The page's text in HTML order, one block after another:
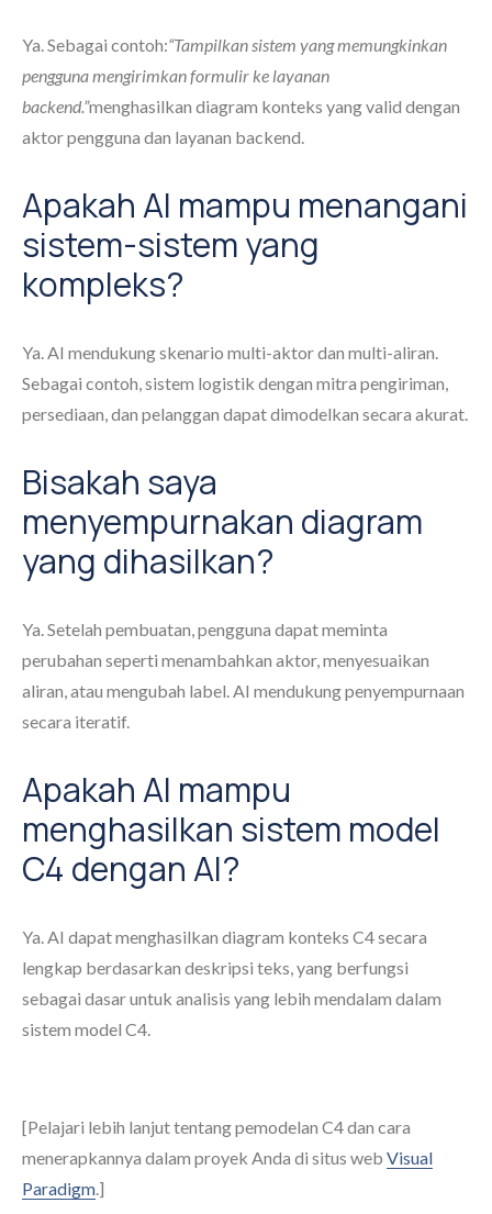
Ya. Sebagai contoh:“Tampilkan sistem yang memungkinkan
pengguna mengirimkan formulir ke layanan
backend.”menghasilkan diagram konteks yang valid dengan
aktor pengguna dan layanan backend.
Apakah AI mampu menangani
sistem-sistem yang
kompleks?
Ya. AI mendukung skenario multi-aktor dan multi-aliran.
Sebagai contoh, sistem logistik dengan mitra pengiriman,
persediaan, dan pelanggan dapat dimodelkan secara akurat.
Bisakah saya
menyempurnakan diagram
yang dihasilkan?
Ya. Setelah pembuatan, pengguna dapat meminta
perubahan seperti menambahkan aktor, menyesuaikan
aliran, atau mengubah label. AI mendukung penyempurnaan
secara iteratif.
Apakah AI mampu
menghasilkan sistem model
C4 dengan AI?
Ya. AI dapat menghasilkan diagram konteks C4 secara
lengkap berdasarkan deskripsi teks, yang berfungsi
sebagai dasar untuk analisis yang lebih mendalam dalam
sistem model C4.
[Pelajari lebih lanjut tentang pemodelan C4 dan cara
menerapkannya dalam proyek Anda di situs web Visual
Paradigm.]